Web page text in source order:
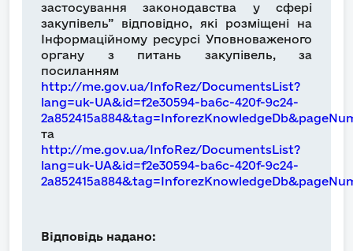
застосування законодавства у сфері
закупівель” відповідно, які розміщені на
Інформаційному ресурсі Уповноваженого
органу з питань закупівель, за
посиланням
http://me.gov.ua/InfoRez/DocumentsList?
lang=uk-UA&id=f2e30594-ba6c-420f-9c24-
та
http://me.gov.ua/InfoRez/DocumentsList?
lang=uk-UA&id=f2e30594-ba6c-420f-9c24-
Відповідь надано: